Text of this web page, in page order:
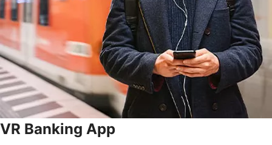
VR Banking App